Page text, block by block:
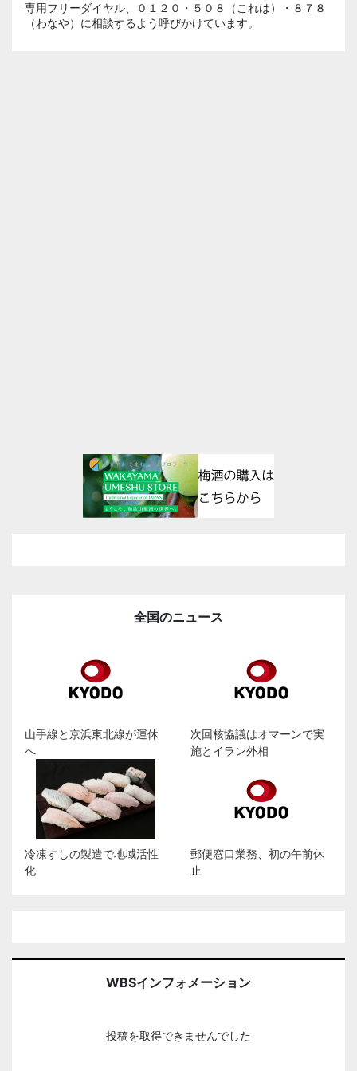
専用フリーダイヤル、０１２０・５０８（これは）・８７８
（わなや）に相談するよう呼びかけています。
全国のニュース
山手線と京浜東北線が運休
へ
次回核協議はオマーンで実
施とイラン外相
冷凍すしの製造で地域活性
化
郵便窓口業務、初の午前休
止
WBSインフォメーション
投稿を取得できませんでした